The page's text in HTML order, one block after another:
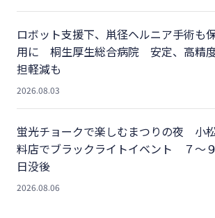
ロボット支援下、鼡径ヘルニア手術も
用に 桐生厚生総合病院 安定、高精
担軽減も
2026.08.03
蛍光チョークで楽しむまつりの夜 小
料店でブラックライトイベント ７～
日没後
2026.08.06